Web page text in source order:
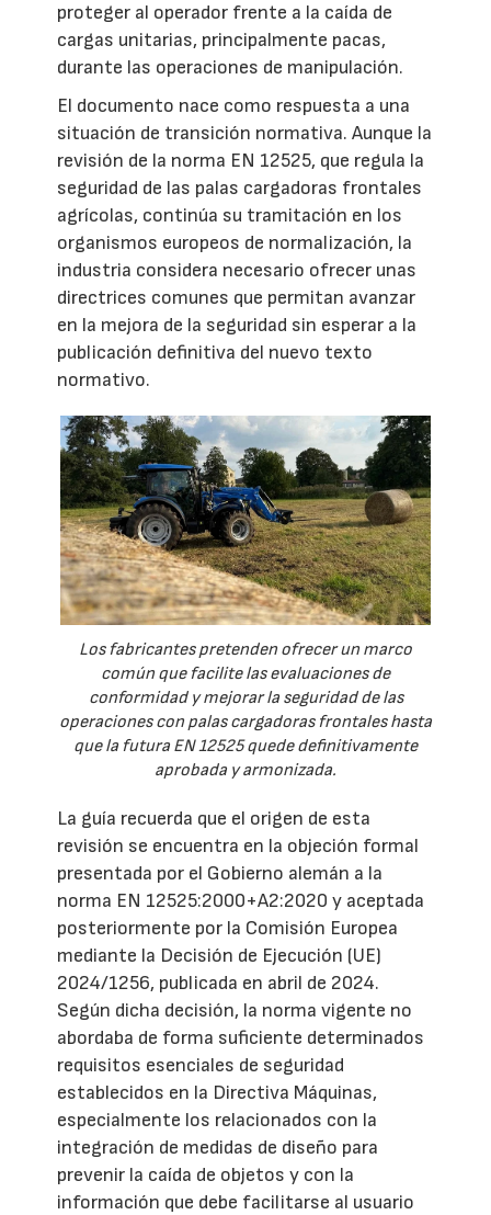
proteger al operador frente a la caída de
cargas unitarias, principalmente pacas,
durante las operaciones de manipulación.
El documento nace como respuesta a una
situación de transición normativa. Aunque la
revisión de la norma EN 12525, que regula la
seguridad de las palas cargadoras frontales
agrícolas, continúa su tramitación en los
organismos europeos de normalización, la
industria considera necesario ofrecer unas
directrices comunes que permitan avanzar
en la mejora de la seguridad sin esperar a la
publicación definitiva del nuevo texto
normativo.
Los fabricantes pretenden ofrecer un marco
común que facilite las evaluaciones de
conformidad y mejorar la seguridad de las
operaciones con palas cargadoras frontales hasta
que la futura EN 12525 quede definitivamente
aprobada y armonizada.
La guía recuerda que el origen de esta
revisión se encuentra en la objeción formal
presentada por el Gobierno alemán a la
norma EN 12525:2000+A2:2020 y aceptada
posteriormente por la Comisión Europea
mediante la Decisión de Ejecución (UE)
2024/1256, publicada en abril de 2024.
Según dicha decisión, la norma vigente no
abordaba de forma suficiente determinados
requisitos esenciales de seguridad
establecidos en la Directiva Máquinas,
especialmente los relacionados con la
integración de medidas de diseño para
prevenir la caída de objetos y con la
información que debe facilitarse al usuario